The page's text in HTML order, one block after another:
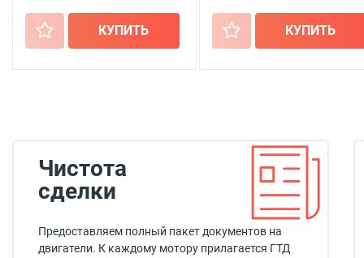
+ КУПИТЬ + КУПИТЬ
Чистота
сделки
Предоставляем полный пакет документов на
двигатели. К каждому мотору прилагается ГТД